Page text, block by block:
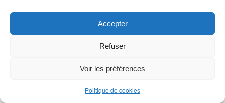
Accepter
Refuser
Voir les préférences
Politique de cookies